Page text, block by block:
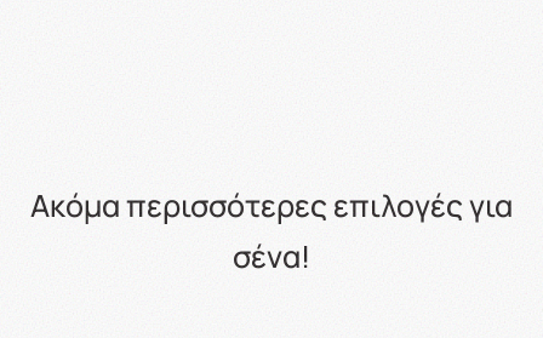
Ακόμα περισσότερες επιλογές για
σένα!